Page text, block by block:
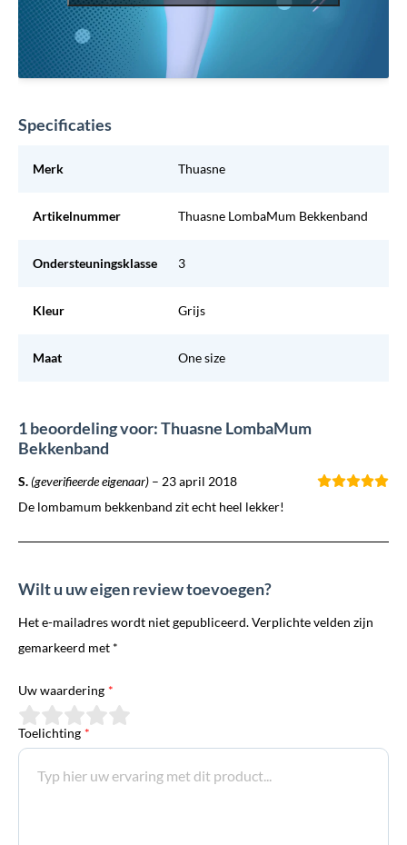
Specificaties
Merk Thuasne
Artikelnummer Thuasne LombaMum Bekkenband
Ondersteuningsklasse 3
Kleur Grijs
Maat One size
1 beoordeling voor: Thuasne LombaMum
Bekkenband
S.(geverifieerde eigenaar) – 23 april 2018
De lombamum bekkenband zit echt heel lekker!
Wilt u uw eigen review toevoegen?
Het e-mailadres wordt niet gepubliceerd. Verplichte velden zijn
gemarkeerd met *
Uw waardering *
Toelichting *